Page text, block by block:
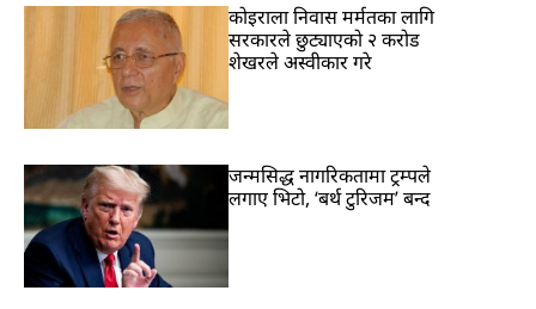
कोइराला निवास मर्मतका लागि
सरकारले छुट्याएको २ करोड
शेखरले अस्वीकार गरे
जन्मसिद्ध नागरिकतामा ट्रम्पले
लगाए भिटो, ‘बर्थ टुरिजम’ बन्द